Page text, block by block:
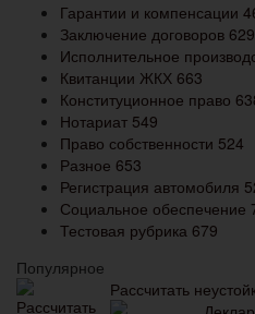
Гарантии и компенсации
Заключение договоров 629
Исполнительное
Квитанции ЖКХ 663
Конституционное право
Нотариат 549
Право собственности 524
Разное 653
Регистрация автомобиля
Социальное обеспечение
Тестовая рубрика 679
Популярное
Рассчитать